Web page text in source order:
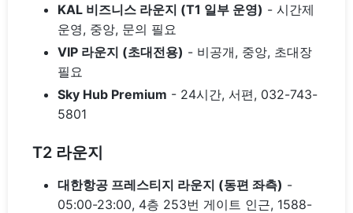
KAL 비즈니스 라운지 (T1 일부 운영) - 시간제
운영, 중앙, 문의 필요
VIP 라운지 (초대전용) - 비공개, 중앙, 초대장
필요
Sky Hub Premium - 24시간, 서편, 032-743-
5801
T2 라운지
대한항공 프레스티지 라운지 (동편 좌측) -
05:00-23:00, 4층 253번 게이트 인근, 1588-